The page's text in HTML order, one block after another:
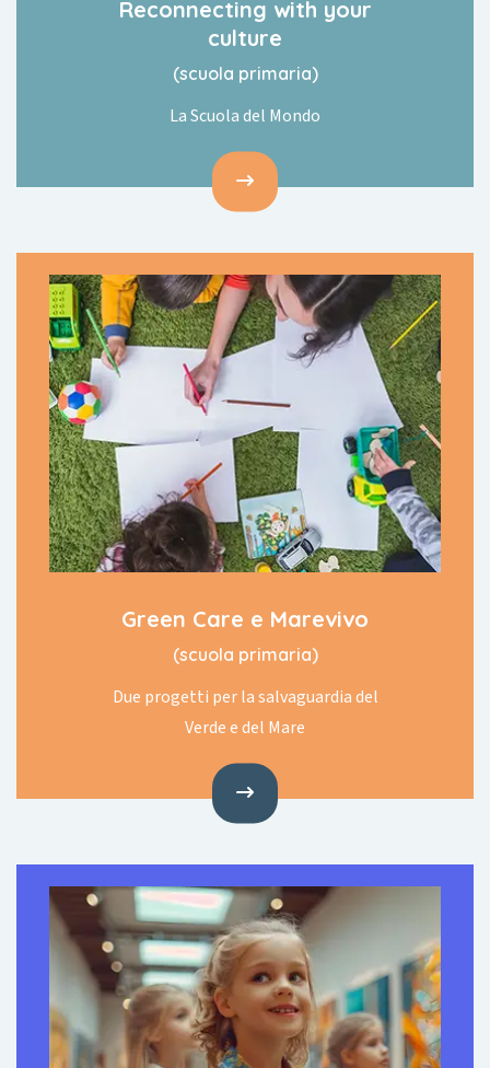
Reconnecting with your
culture
(scuola primaria)
La Scuola del Mondo
Green Care e Marevivo
(scuola primaria)
Due progetti per la salvaguardia del
Verde e del Mare